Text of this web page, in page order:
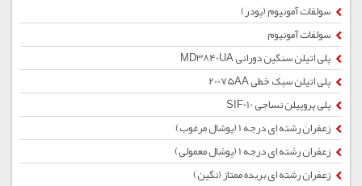
سولفات آمونیوم (پودر)
سولفات آمونیوم
پلی اتیلن سنگین دورانی MD3840UA
پلی اتیلن سبک خطی 20075AA
پلی پروپیلن نساجی SIF010
زعفران رشته ای درجه 1 (پوشال مرغوب)
زعفران رشته ای درجه 1 (پوشال معمولی)
زعفران رشته ای بریده ممتاز (نگین)